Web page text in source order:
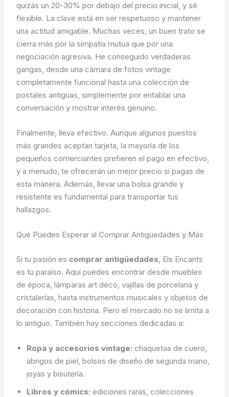
quizás un 20-30% por debajo del precio inicial, y sé
flexible. La clave está en ser respetuoso y mantener
una actitud amigable. Muchas veces, un buen trato se
cierra más por la simpatía mutua que por una
negociación agresiva. He conseguido verdaderas
gangas, desde una cámara de fotos vintage
completamente funcional hasta una colección de
postales antiguas, simplemente por entablar una
conversación y mostrar interés genuino.
Finalmente, lleva efectivo. Aunque algunos puestos
más grandes aceptan tarjeta, la mayoría de los
pequeños comerciantes prefieren el pago en efectivo,
y a menudo, te ofrecerán un mejor precio si pagas de
esta manera. Además, llevar una bolsa grande y
resistente es fundamental para transportar tus
hallazgos.
Qué Puedes Esperar al Comprar Antigüedades y Más
Si tu pasión es comprar antigüedades, Els Encants
es tu paraíso. Aquí puedes encontrar desde muebles
de época, lámparas art déco, vajillas de porcelana y
cristalerías, hasta instrumentos musicales y objetos de
decoración con historia. Pero el mercado no se limita a
lo antiguo. También hay secciones dedicadas a:
Ropa y accesorios vintage: chaquetas de cuero,
abrigos de piel, bolsos de diseño de segunda mano,
joyas y bisutería.
Libros y cómics: ediciones raras, colecciones